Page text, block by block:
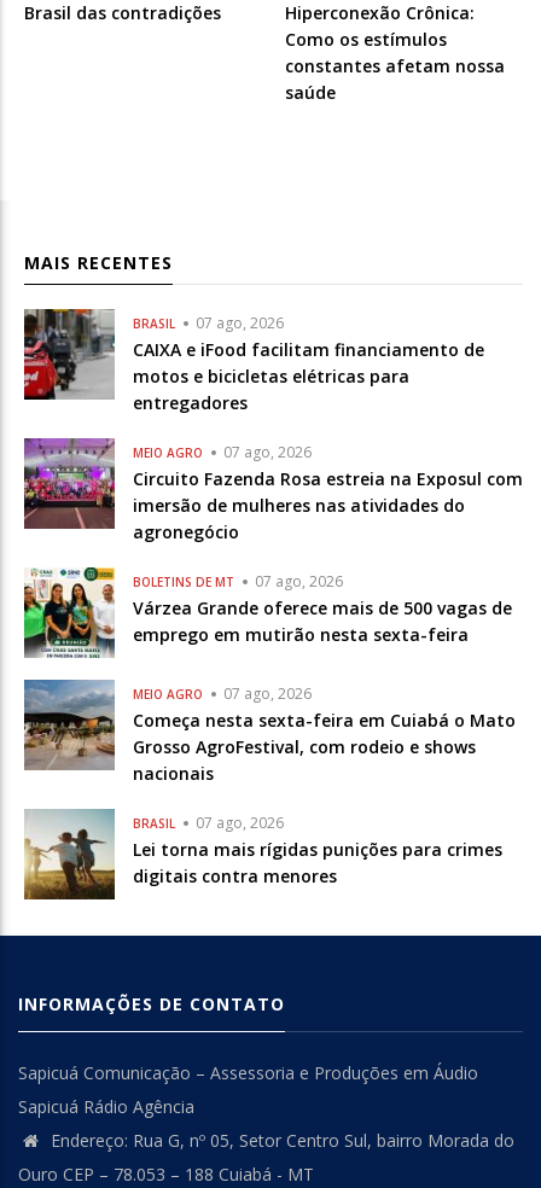
ou
Brasil das contradições
ou
Chamada
-
Opcional
Hiperconexão Crônica:
Como os estímulos
constantes afetam nossa
saúde
MAIS RECENTES
BRASIL 07 ago, 2026
CAIXA e iFood facilitam financiamento de
motos e bicicletas elétricas para
entregadores
MEIO AGRO 07 ago, 2026
Circuito Fazenda Rosa estreia na Exposul com
imersão de mulheres nas atividades do
agronegócio
BOLETINS DE MT 07 ago, 2026
Várzea Grande oferece mais de 500 vagas de
emprego em mutirão nesta sexta-feira
MEIO AGRO 07 ago, 2026
Começa nesta sexta-feira em Cuiabá o Mato
Grosso AgroFestival, com rodeio e shows
nacionais
BRASIL 07 ago, 2026
Lei torna mais rígidas punições para crimes
digitais contra menores
INFORMAÇÕES DE CONTATO
Sapicuá Comunicação – Assessoria e Produções em Áudio
Sapicuá Rádio Agência
Endereço: Rua G, nº 05, Setor Centro Sul, bairro Morada do
Ouro CEP – 78.053 – 188 Cuiabá - MT